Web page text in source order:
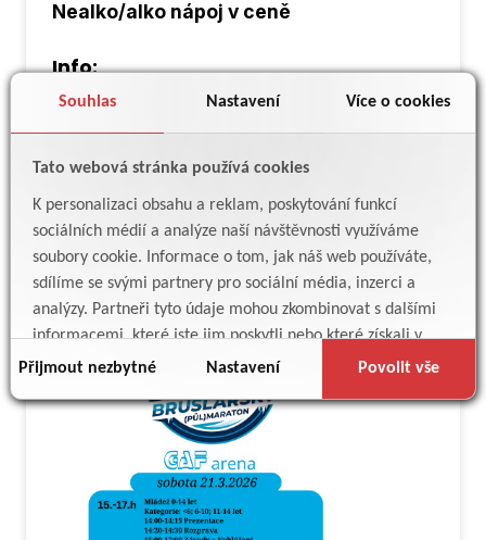
Souhlas Nastavení Více o cookies
Tato webová stránka používá cookies
K personalizaci obsahu a reklam, poskytování funkcí
sociálních médií a analýze naší návštěvnosti využíváme
soubory cookie. Informace o tom, jak náš web používáte,
sdílíme se svými partnery pro sociální média, inzerci a
analýzy. Partneři tyto údaje mohou zkombinovat s dalšími
informacemi, které jste jim poskytli nebo které získali v
důsledku toho, že používáte jejich služby.
Přijmout nezbytné Nastavení Povolit vše
Nealko/alko nápoj v ceně
Info:
Přihlášky pouze e-mailem do 19.3. na:
narození, kategorie, název týmu.
Platba při prezentaci - hotově.
Těsíme se společně strávené odpoledne!